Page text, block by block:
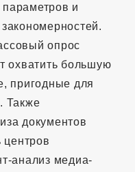
и
опрос
охватить большую
пригодные для
Также
документов
центров
анализ медиа-